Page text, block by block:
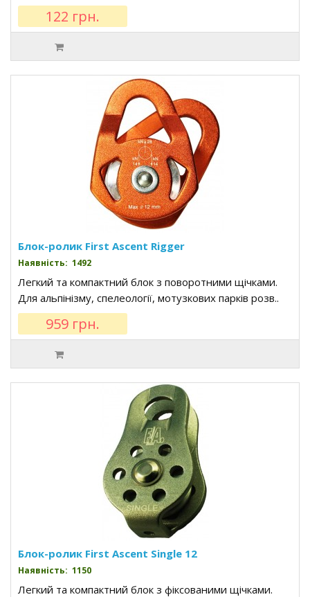
122 грн.
Блок-ролик First Ascent Rigger
Наявність: 1492
Легкий та компактний блок з поворотними щічками.
Для альпінізму, спелеології, мотузкових парків розв..
959 грн.
Блок-ролик First Ascent Single 12
Наявність: 1150
Легкий та компактний блок з фіксованими щічками.